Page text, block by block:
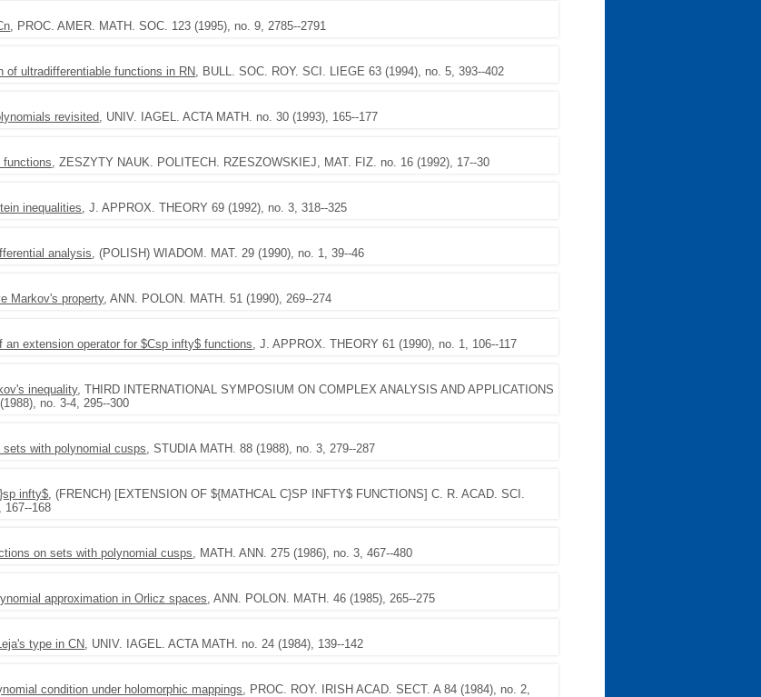
, PROC. AMER. MATH. SOC. 123 (1995), no. 9, 2785--2791
of ultradifferentiable functions in RN, BULL. SOC. ROY. SCI. LIEGE 63 (1994), no. 5, 393--402
revisited, UNIV. IAGEL. ACTA MATH. no. 30 (1993), 165--177
functions, ZESZYTY NAUK. POLITECH. RZESZOWSKIEJ, MAT. FIZ. no. 16 (1992), 17--30
inequalities, J. APPROX. THEORY 69 (1992), no. 3, 318--325
analysis, (POLISH) WIADOM. MAT. 29 (1990), no. 1, 39--46
Markov's property, ANN. POLON. MATH. 51 (1990), 269--274
extension operator for $Csp infty$ functions, J. APPROX. THEORY 61 (1990), no. 1, 106--117
inequality, THIRD INTERNATIONAL SYMPOSIUM ON COMPLEX ANALYSIS AND APPLICATIONS
no. 3-4, 295--300
with polynomial cusps, STUDIA MATH. 88 (1988), no. 3, 279--287
infty$, (FRENCH) [EXTENSION OF ${MATHCAL C}SP INFTY$ FUNCTIONS] C. R. ACAD. SCI.
167--168
on sets with polynomial cusps, MATH. ANN. 275 (1986), no. 3, 467--480
approximation in Orlicz spaces, ANN. POLON. MATH. 46 (1985), 265--275
type in CN, UNIV. IAGEL. ACTA MATH. no. 24 (1984), 139--142
condition under holomorphic mappings, PROC. ROY. IRISH ACAD. SECT. A 84 (1984), no. 2,